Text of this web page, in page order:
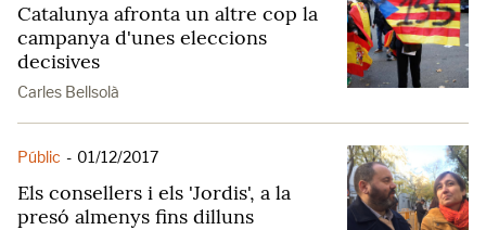
Catalunya afronta un altre cop la
campanya d'unes eleccions
decisives
Carles Bellsolà
Públic - 01/12/2017
Els consellers i els 'Jordis', a la
presó almenys fins dilluns